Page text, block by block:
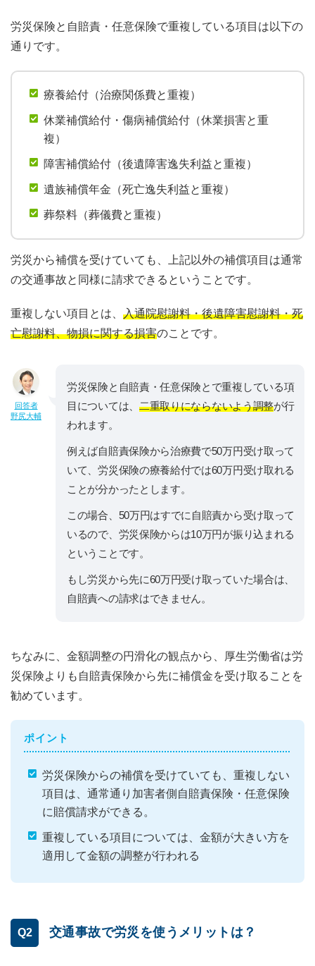
労災保険と自賠責・任意保険で重複している項目は以下の
通りです。
療養給付（治療関係費と重複）
休業補償給付・傷病補償給付（休業損害と重
複）
障害補償給付（後遺障害逸失利益と重複）
遺族補償年金（死亡逸失利益と重複）
葬祭料（葬儀費と重複）
労災から補償を受けていても、上記以外の補償項目は通常
の交通事故と同様に請求できるということです。
重複しない項目とは、 入通院慰謝料・後遺障害慰謝料・死
亡慰謝料、物損に関する損害のことです。
回答者
野尻大輔
労災保険と自賠責・任意保険とで重複している項
目については、 二重取りにならないよう調整が行
われます。
例えば自賠責保険から治療費で50万円受け取って
いて、労災保険の療養給付では60万円受け取れる
ことが分かったとします。
この場合、50万円はすでに自賠責から受け取って
いるので、労災保険からは10万円が振り込まれる
ということです。
もし労災から先に60万円受け取っていた場合は、
自賠責への請求はできません。
ちなみに、金額調整の円滑化の観点から、厚生労働省は労
災保険よりも自賠責保険から先に補償金を受け取ることを
勧めています。
ポイント
労災保険からの補償を受けていても、重複しない
項目は、通常通り加害者側自賠責保険・任意保険
に賠償請求ができる。
重複している項目については、金額が大きい方を
適用して金額の調整が行われる
Q2 交通事故で労災を使うメリットは？